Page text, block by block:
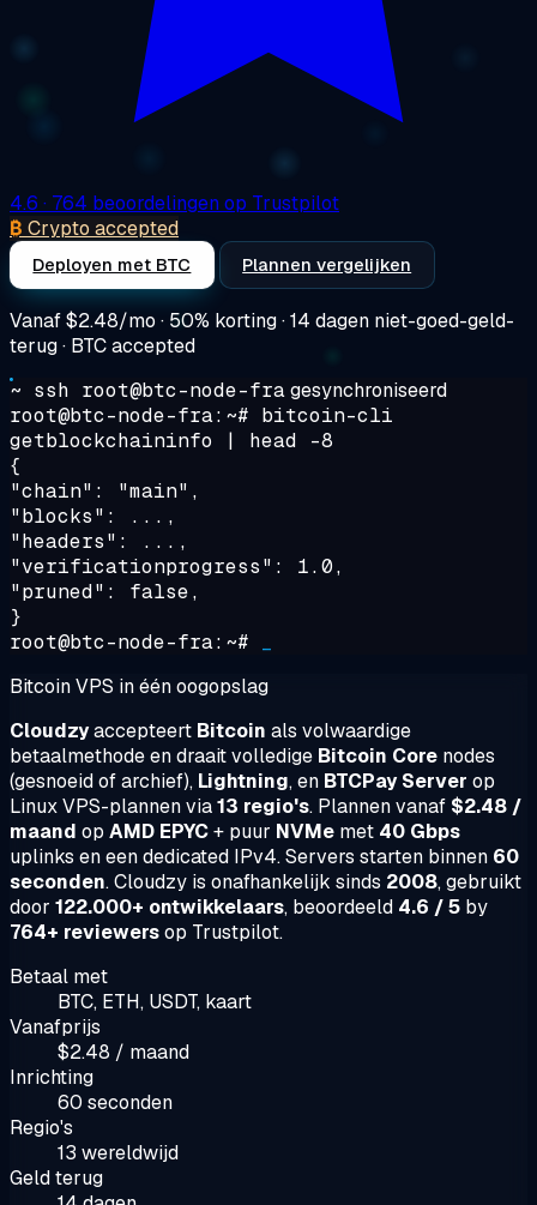
4.6 · 764 beoordelingen op Trustpilot
₿ Crypto accepted
Deployen met BTC Plannen vergelijken
Vanaf$2.48/mo · 50% korting · 14 dagen niet-goed-geld-
terug · BTC accepted
~ ssh root@btc-node-fragesynchroniseerd
root@btc-node-fra:~# bitcoin-cli
getblockchaininfo | head -8
{
"chain": "main",
"blocks": ...,
"headers": ...,
"verificationprogress": 1.0,
"pruned": false,
}
root@btc-node-fra:~#
Bitcoin VPS in één oogopslag
Cloudzyaccepteert Bitcoin als volwaardige
betaalmethode en draait volledige Bitcoin Core nodes
(gesnoeid of archief), Lightning, en BTCPay Server op
Linux VPS-plannen via13 regio's. Plannen vanaf $2.48 /
maand op AMD EPYC+ puur NVMe met 40 Gbps
uplinks en een dedicated IPv4. Servers starten binnen 60
seconden. Cloudzy is onafhankelijk sinds 2008, gebruikt
door 122.000+ ontwikkelaars, beoordeeld 4.6 / 5 by
764+ reviewersop Trustpilot.
Betaal met
BTC, ETH, USDT, kaart
Vanafprijs
$2.48 / maand
Inrichting
60 seconden
Regio's
13 wereldwijd
Geld terug